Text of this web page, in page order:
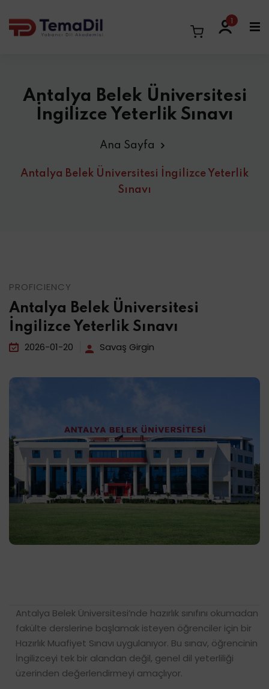
1
Antalya Belek Üniversitesi
İngilizce Yeterlik Sınavı
Ana Sayfa
Antalya Belek Üniversitesi İngilizce Yeterlik
Sınavı
PROFICIENCY
Antalya Belek Üniversitesi
İngilizce Yeterlik Sınavı
2026-01-20 Savaş Girgin
Antalya Belek Üniversitesi’nde hazırlık sınıfını okumadan
fakülte derslerine başlamak isteyen öğrenciler için bir
Hazırlık Muafiyet Sınavı uygulanıyor. Bu sınav, öğrencinin
İngilizceyi tek bir alandan değil, genel dil yeterliliği
üzerinden değerlendirmeyi amaçlıyor.